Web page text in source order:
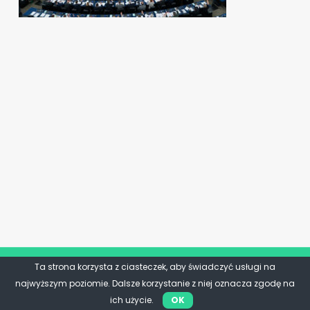
Ta strona korzysta z ciasteczek, aby świadczyć usługi na
najwyższym poziomie. Dalsze korzystanie z niej oznacza zgodę na
ich użycie.
OK